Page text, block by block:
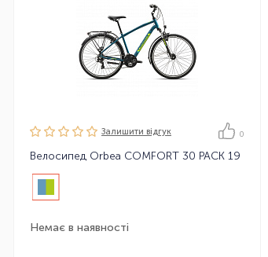
Залишити вiдгук 0
Велосипед Orbea COMFORT 30 PACK 19
Немає в наявності